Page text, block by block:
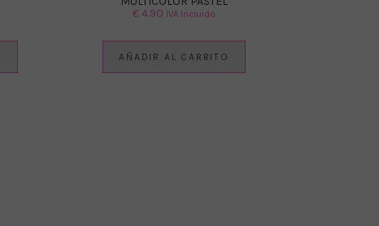
€4.90 IVA Incluido
AÑADIR AL CARRITO